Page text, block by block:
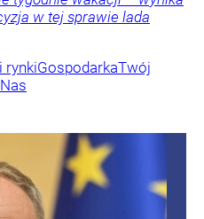
w tej sprawie lada
rynkiGospodarkaTwój